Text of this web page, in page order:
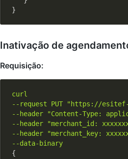
Inativação de
Requisição:
--request
PUT
"https://esitef-
--header
"Content-Type:
--header
"merchant_id:
--header
"merchant_key:
--data-binary
{